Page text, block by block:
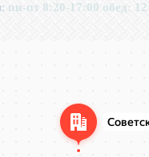
пн-пт 8:20-17:00 обед: